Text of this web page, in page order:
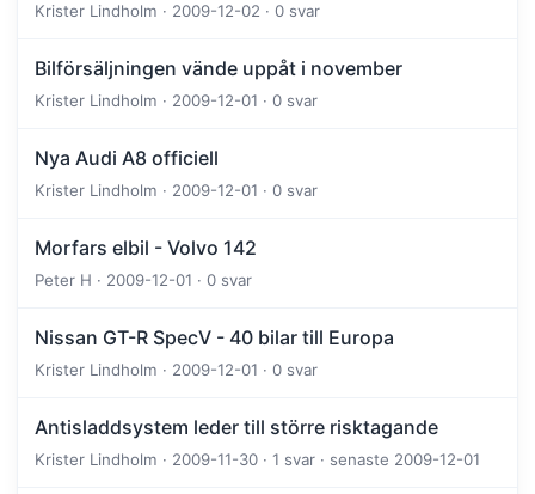
Krister Lindholm · 2009-12-02 · 0 svar
Bilförsäljningen vände uppåt i november
Krister Lindholm · 2009-12-01 · 0 svar
Nya Audi A8 officiell
Krister Lindholm · 2009-12-01 · 0 svar
Morfars elbil - Volvo 142
Peter H · 2009-12-01 · 0 svar
Nissan GT-R SpecV - 40 bilar till Europa
Krister Lindholm · 2009-12-01 · 0 svar
Antisladdsystem leder till större risktagande
Krister Lindholm · 2009-11-30 · 1 svar · senaste 2009-12-01